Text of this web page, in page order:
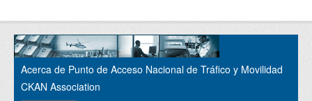
Acerca de Punto de Acceso Nacional de Tráfico y Movilidad
CKAN Association